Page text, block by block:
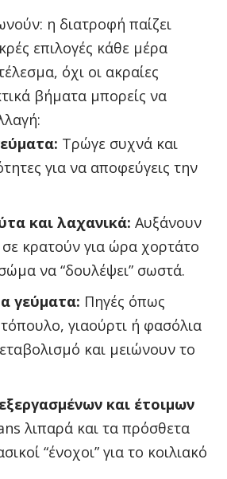
η διατροφή παίζει
επιλογές κάθε μέρα
όχι οι ακραίες
βήματα μπορείς να
Τρώγε συχνά και
για να αποφεύγεις την
και λαχανικά: Αυξάνουν
σε κρατούν για ώρα χορτάτο
να “δουλέψει” σωστά.
γεύματα: Πηγές όπως
γιαούρτι ή φασόλια
και μειώνουν το
και έτοιμων
λιπαρά και τα πρόσθετα
“ένοχοι” για το κοιλιακό